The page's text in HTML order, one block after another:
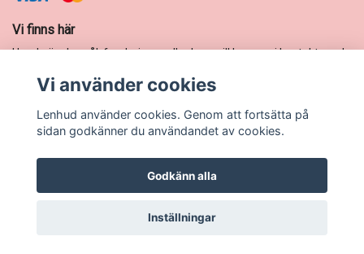
Vi finns här
Har du önskemål, funderingar eller bara vill komma i kontakt med
E-postadress:webshop@lenhud.nu
Vi använder cookies
Lenhud använder cookies. Genom att fortsätta på
sidan godkänner du användandet av cookies.
Godkänn alla
Inställningar